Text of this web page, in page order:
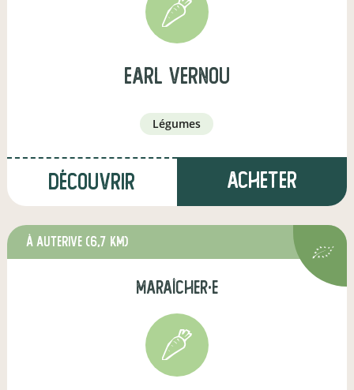
earl vernou
légumes
Découvrir Acheter
à Auterive (6,7 km)
maraîcher·e